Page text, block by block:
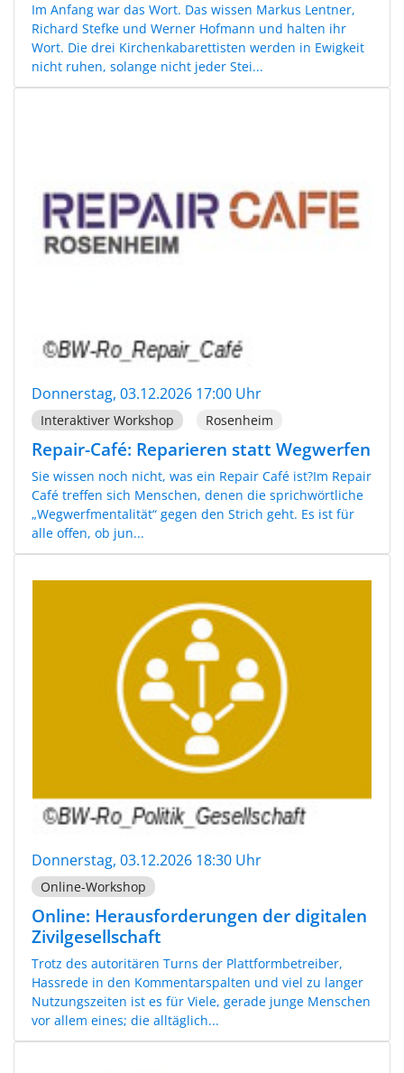
Im Anfang war das Wort. Das wissen Markus Lentner,
Richard Stefke und Werner Hofmann und halten ihr
Wort. Die drei Kirchenkabarettisten werden in Ewigkeit
nicht ruhen, solange nicht jeder Stei...
Donnerstag, 03.12.2026 17:00 Uhr
Interaktiver Workshop Rosenheim
Repair-Café: Reparieren statt Wegwerfen
Sie wissen noch nicht, was ein Repair Café ist?Im Repair
Café treffen sich Menschen, denen die sprichwörtliche
„Wegwerfmentalität“ gegen den Strich geht. Es ist für
alle offen, ob jun...
Donnerstag, 03.12.2026 18:30 Uhr
Online-Workshop
Online: Herausforderungen der digitalen
Zivilgesellschaft
Trotz des autoritären Turns der Plattformbetreiber,
Hassrede in den Kommentarspalten und viel zu langer
Nutzungszeiten ist es für Viele, gerade junge Menschen
vor allem eines; die alltäglich...